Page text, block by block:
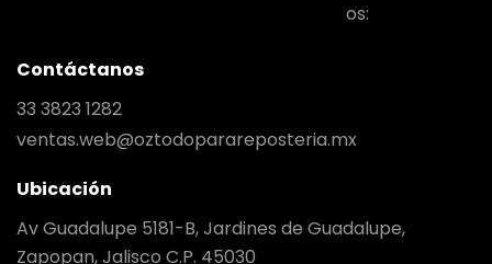
os:
Contáctanos
33 3823 1282
ventas.web@oztodoparareposteria.mx
Ubicación
Av Guadalupe 5181-B, Jardines de Guadalupe,
Zapopan, Jalisco C.P. 45030